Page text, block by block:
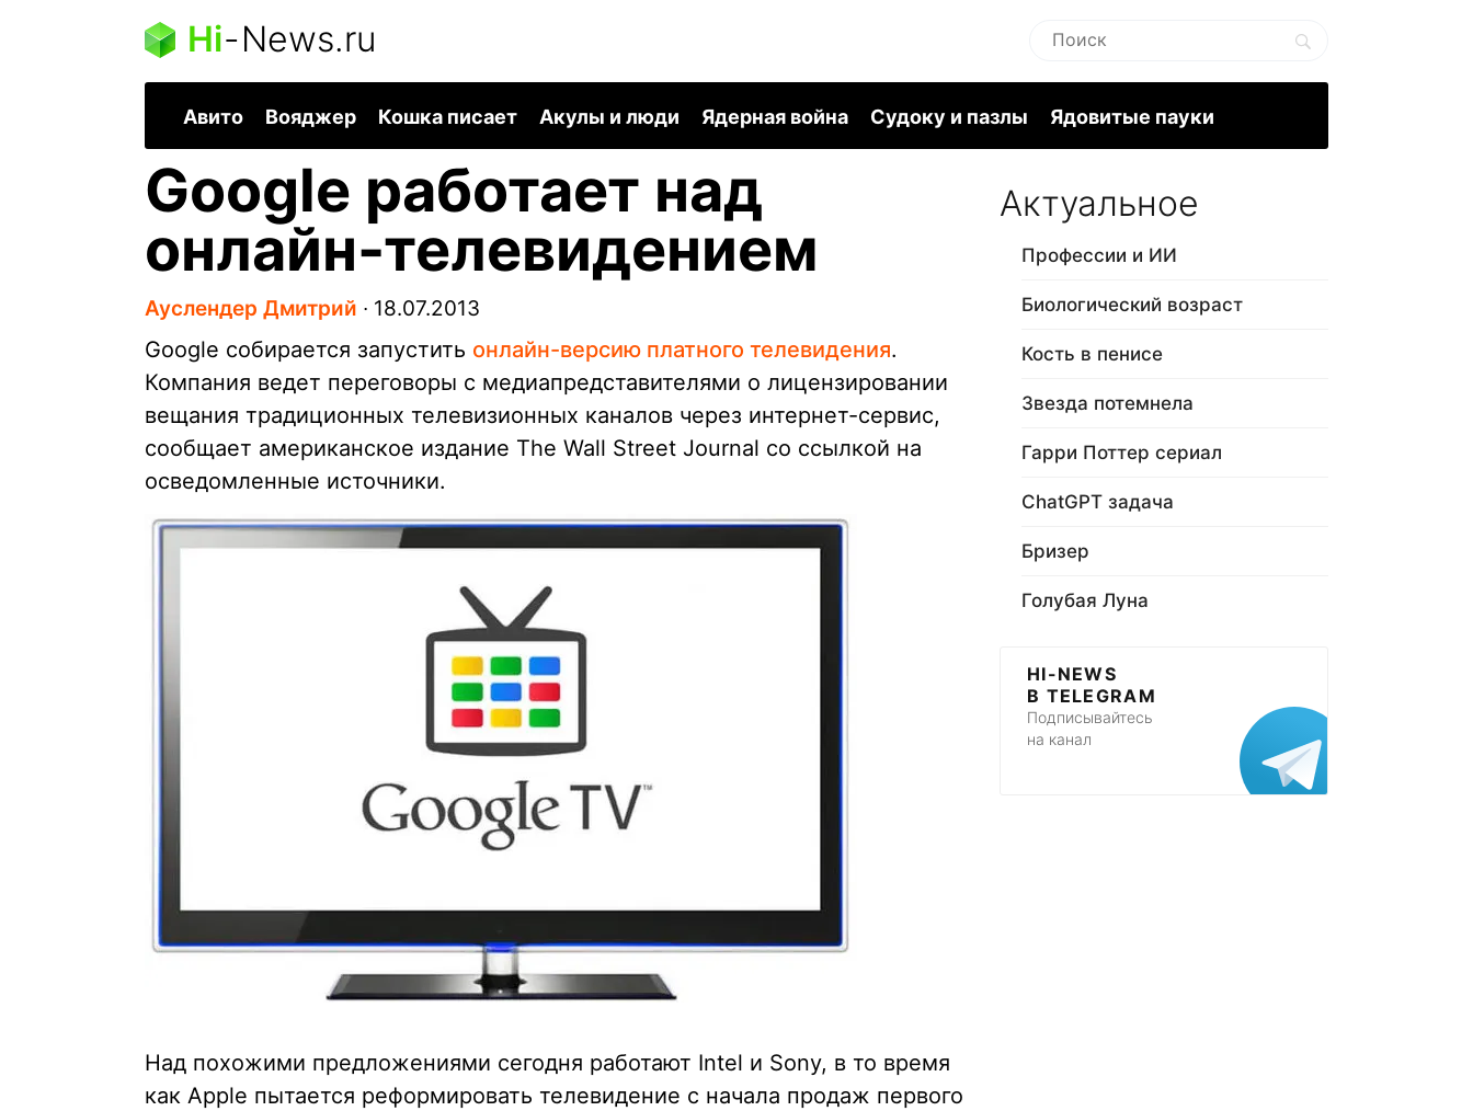
Hi-News.ru
Авито Вояджер Кошка писает Акулы и люди Ядерная война Судоку и пазлы Ядовитые пауки
Google работает над
онлайн-телевидением
Ауслендер Дмитрий ∙ 18.07.2013
Google собирается запустить онлайн-версию платного телевидения.
Компания ведет переговоры с медиапредставителями о лицензировании
вещания традиционных телевизионных каналов через интернет-сервис,
сообщает американское издание The Wall Street Journal со ссылкой на
осведомленные источники.
Над похожими предложениями сегодня работают Intel и Sony, в то время
как Apple пытается реформировать телевидение с начала продаж первого
Актуальное
Профессии и ИИ
Биологический возраст
Кость в пенисе
Звезда потемнела
Гарри Поттер сериал
ChatGPT задача
Бризер
Голубая Луна
HI-NEWS
В TELEGRAM
Подписывайтесь
на канал